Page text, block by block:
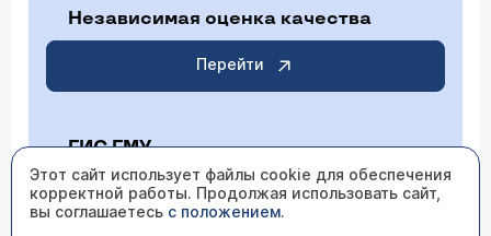
Независимая оценка качества
Перейти
ГИС ГМУ
Перейти
Этот сайт использует файлы cookie для обеспечения
корректной работы. Продолжая использовать сайт,
вы соглашаетесь с положением.